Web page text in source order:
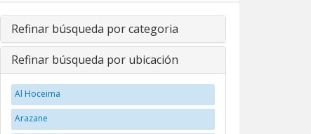
Refinar búsqueda por categoria
Refinar búsqueda por ubicación
Al Hoceima
Arazane